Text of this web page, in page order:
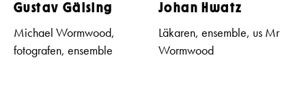
Gustav Gälsing
Michael Wormwood,
fotografen, ensemble
Johan Hwatz
Läkaren, ensemble, us Mr
Wormwood